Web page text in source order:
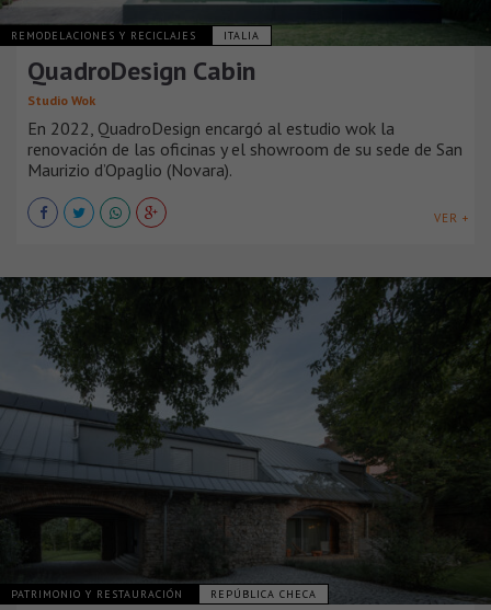
REMODELACIONES Y RECICLAJES ITALIA
QuadroDesign Cabin
Studio Wok
En 2022, QuadroDesign encargó al estudio wok la
renovación de las oficinas y el showroom de su sede de San
Maurizio d’Opaglio (Novara).
VER +
PATRIMONIO Y RESTAURACIÓN REPÚBLICA CHECA